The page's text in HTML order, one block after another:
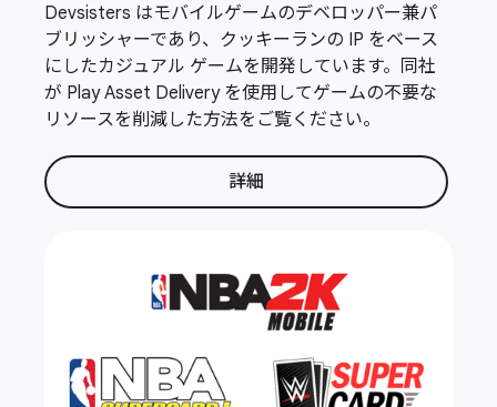
Devsisters はモバイルゲームのデベロッパー兼パ
ブリッシャーであり、クッキーランの IP をベース
にしたカジュアル ゲームを開発しています。同社
が Play Asset Delivery を使用してゲームの不要な
リソースを削減した方法をご覧ください。
詳細